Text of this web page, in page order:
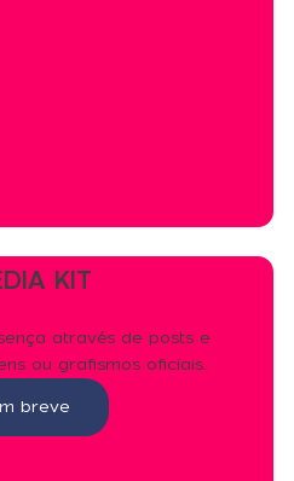
KIT
através de posts e
ou grafismos oficiais.
breve